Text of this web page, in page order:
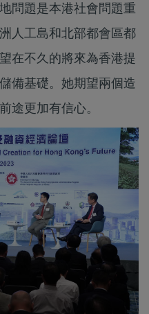
問題是本港社會問題重
人工島和北部都會區都
在不久的將來為香港提
備基礎。她期望兩個造
途更加有信心。